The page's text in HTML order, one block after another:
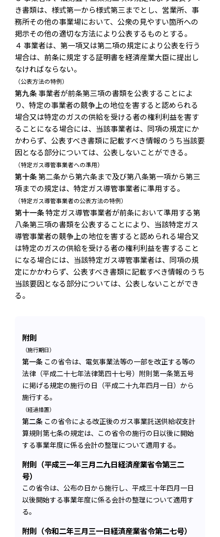
き書類は、様式第一から様式第三までとし、営業所、事
務所その他の事業場において、公衆の見やすい箇所への
掲示その他の適切な方法により公表するものとする。
４ 事業者は、第一項又は第二項の規定により公表を行う
場合は、前条に規定する証明書を経済産業大臣に提出し
なければならない。
（公表方法の特例）
第九条事業者が前条第三項の書類を公表することによ
り、特定の事業者の競争上の地位を害すると認められる
場合又は特定のガスの供給を受ける者の権利利益を害す
ることになる場合には、当該事業者は、同項の規定にか
かわらず、公表すべき書類に記載すべき情報のうち当該要
因となる部分については、公表しないことができる。
（特定ガス導管事業者への準用）
第十条第二条から第六条まで及び第八条第一項から第三
項までの規定は、特定ガス導管事業者に準用する。
（特定ガス導管事業者の公表方法の特例）
第十一条特定ガス導管事業者が前条において準用する第
八条第三項の書類を公表することにより、当該特定ガス
導管事業者の競争上の地位を害すると認められる場合又
は特定のガスの供給を受ける者の権利利益を害すること
になる場合には、当該特定ガス導管事業者は、同項の規
定にかかわらず、公表すべき書類に記載すべき情報のうち
当該要因となる部分については、公表しないことができ
る。
附則
（施行期日）
第一条 この省令は、電気事業法等の一部を改正する等の
法律（平成二十七年法律第四十七号）附則第一条第五号
に掲げる規定の施行の日（平成二十九年四月一日）から
施行する。
（経過措置）
第二条 この省令による改正後のガス事業託送供給収支計
算規則第七条の規定は、この省令の施行の日以後に開始
する事業年度に係る会計の整理について適用する。
附則（平成三一年三月二九日経済産業省令第三二
号）
この省令は、公布の日から施行し、平成三十年四月一日
以後開始する事業年度に係る会計の整理について適用す
る。
附則（令和二年三月三一日経済産業省令第二七号）